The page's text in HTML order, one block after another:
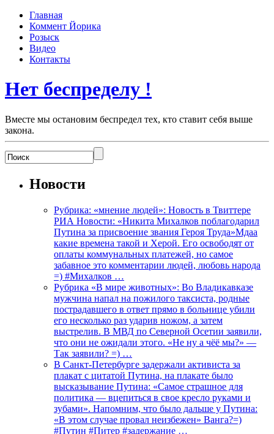
Главная
Коммент Йорика
Розыск
Видео
Контакты
Нет беспределу !
Вместе мы остановим беспредел тех, кто ставит себя выше
закона.
Новости
Рубрика: «мнение людей»: Новость в Твиттере
РИА Новости: «Никита Михалков поблагодарил
Путина за присвоение звания Героя Труда»Мдаа
какие времена такой и Херой. Его освободят от
оплаты коммунальных платежей, но самое
забавное это комментарии людей, любовь народа
=) #Михалков …
Рубрика «В мире животных»: Во Владикавказе
мужчина напал на пожилого таксиста, родные
пострадавшего в ответ прямо в больнице убили
его несколько раз ударив ножом, а затем
выстрелив. В МВД по Северной Осетии заявили,
что они не ожидали этого. «Не ну а чёё мы?» —
Так заявили? =) …
В Санкт-Петербурге задержали активиста за
плакат с цитатой Путина, на плакате было
высказывание Путина: «Самое страшное для
политика — вцепиться в свое кресло руками и
зубами». Напомним, что было дальше у Путина:
«В этом случае провал неизбежен» Ванга?=)
#Путин #Питер #задержание …